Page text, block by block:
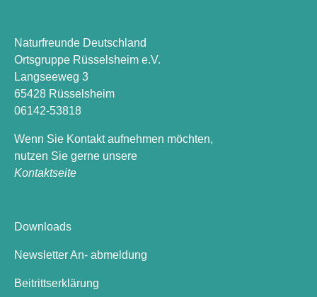
Naturfreunde Deutschland
Ortsgruppe Rüsselsheim e.V.
Langseeweg 3
65428 Rüsselsheim
06142-53818
Wenn Sie Kontakt aufnehmen möchten,
nutzen Sie gerne unsere
Kontaktseite
Downloads
Newsletter An- abmeldung
Beitrittserklärung